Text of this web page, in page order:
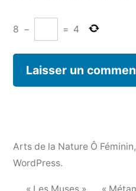
8 − = 4
Arts de la Nature Ô Féminin,
WordPress.